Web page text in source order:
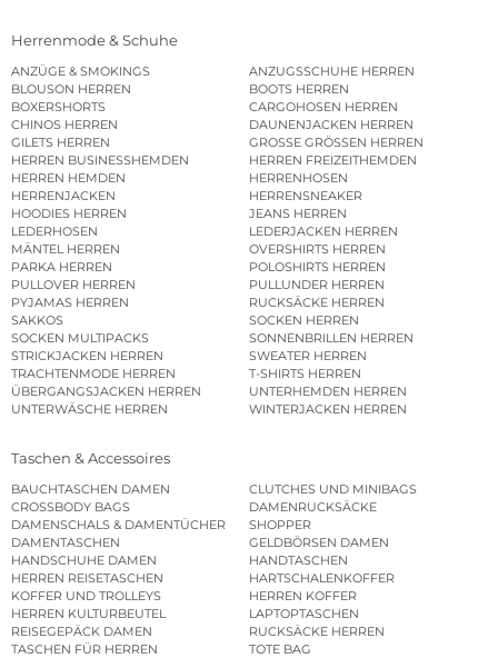
Herrenmode & Schuhe
ANZÜGE & SMOKINGS
ANZUGSSCHUHE HERREN
BLOUSON HERREN
BOOTS HERREN
BOXERSHORTS
CARGOHOSEN HERREN
CHINOS HERREN
DAUNENJACKEN HERREN
GILETS HERREN
GROSSE GRÖSSEN HERREN
HERREN BUSINESSHEMDEN
HERREN FREIZEITHEMDEN
HERREN HEMDEN
HERRENHOSEN
HERRENJACKEN
HERRENSNEAKER
HOODIES HERREN
JEANS HERREN
LEDERHOSEN
LEDERJACKEN HERREN
MÄNTEL HERREN
OVERSHIRTS HERREN
PARKA HERREN
POLOSHIRTS HERREN
PULLOVER HERREN
PULLUNDER HERREN
PYJAMAS HERREN
RUCKSÄCKE HERREN
SAKKOS
SOCKEN HERREN
SOCKEN MULTIPACKS
SONNENBRILLEN HERREN
STRICKJACKEN HERREN
SWEATER HERREN
TRACHTENMODE HERREN
T-SHIRTS HERREN
ÜBERGANGSJACKEN HERREN
UNTERHEMDEN HERREN
UNTERWÄSCHE HERREN
WINTERJACKEN HERREN
Taschen & Accessoires
BAUCHTASCHEN DAMEN
CLUTCHES UND MINIBAGS
CROSSBODY BAGS
DAMENRUCKSÄCKE
DAMENSCHALS & DAMENTÜCHER
SHOPPER
DAMENTASCHEN
GELDBÖRSEN DAMEN
HANDSCHUHE DAMEN
HANDTASCHEN
HERREN REISETASCHEN
HARTSCHALENKOFFER
KOFFER UND TROLLEYS
HERREN KOFFER
HERREN KULTURBEUTEL
LAPTOPTASCHEN
REISEGEPÄCK DAMEN
RUCKSÄCKE HERREN
TASCHEN FÜR HERREN
TOTE BAG